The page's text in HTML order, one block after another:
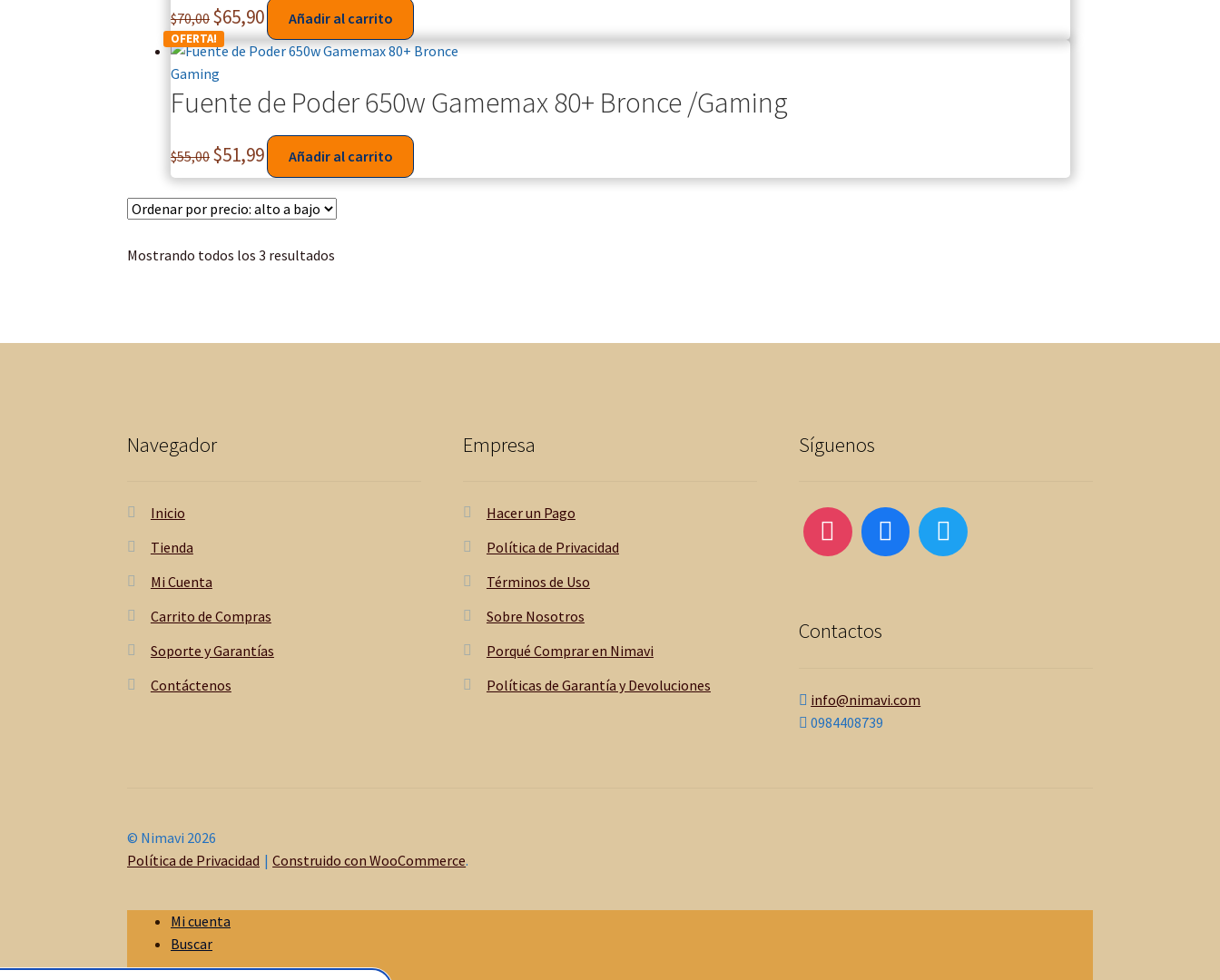
$70,00 $65,90 Añadir al carrito
OFERTA!
Fuente de Poder 650w Gamemax 80+ Bronce /Gaming
$55,00 $51,99 Añadir al carrito
Mostrando todos los 3 resultados
Navegador
Inicio
Tienda
Mi Cuenta
Carrito de Compras
Soporte y Garantías
Contáctenos
Empresa
Hacer un Pago
Política de Privacidad
Términos de Uso
Sobre Nosotros
Porqué Comprar en Nimavi
Políticas de Garantía y Devoluciones
Síguenos
Contactos
info@nimavi.com
0984408739
© Nimavi 2026
Política de Privacidad
Construido con WooCommerce.
Mi cuenta
Buscar